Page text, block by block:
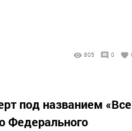
805 0
под названием «Все
Федерального